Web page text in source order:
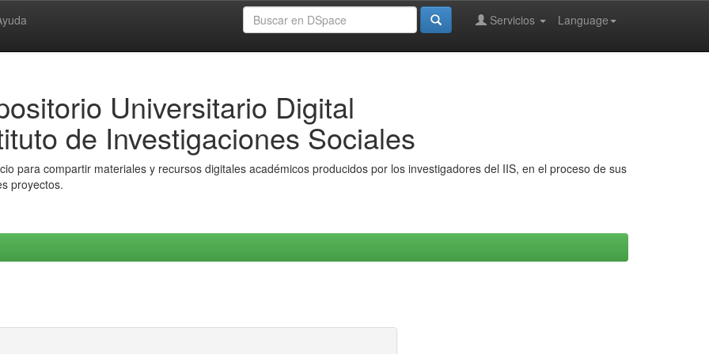
Language
Servicios
Universitario Digital
de Investigaciones Sociales
para compartir materiales y recursos digitales académicos producidos por los investigadores del IIS, en el proceso de sus
proyectos.